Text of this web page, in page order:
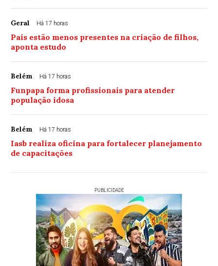
Geral Há 17 horas
Pais estão menos presentes na criação de filhos,
aponta estudo
Belém Há 17 horas
Funpapa forma profissionais para atender
população idosa
Belém Há 17 horas
Iasb realiza oficina para fortalecer planejamento
de capacitações
PUBLICIDADE